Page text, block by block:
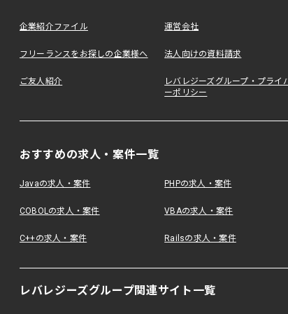
企業紹介ファイル 運営会社
フリーランスをお探しの企業様へ 法人向けの資料請求
ご友人紹介
レバレジーズグループ・プライ
ーポリシー
おすすめの求人・案件一覧
Javaの求人・案件 PHPの求人・案件
COBOLの求人・案件 VBAの求人・案件
C++の求人・案件 Railsの求人・案件
レバレジーズグループ関連サイト一覧